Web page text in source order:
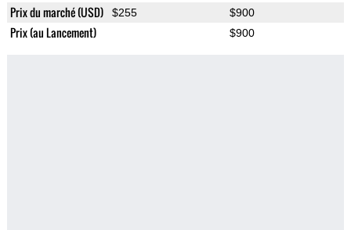
Prix du marché (USD) $255 $900
Prix (au Lancement) $900